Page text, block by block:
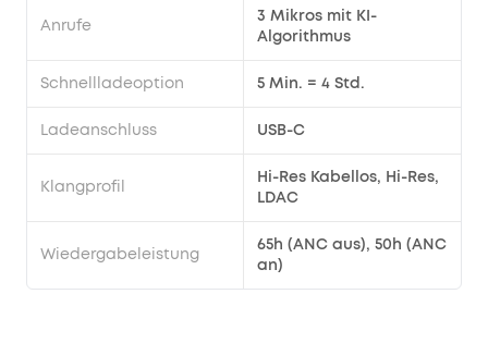
Anrufe
3 Mikros mit KI-
Algorithmus
Schnellladeoption 5 Min. = 4 Std.
Ladeanschluss USB-C
Klangprofil
Hi-Res Kabellos, Hi-Res,
LDAC
Wiedergabeleistung
65h (ANC aus), 50h (ANC
an)